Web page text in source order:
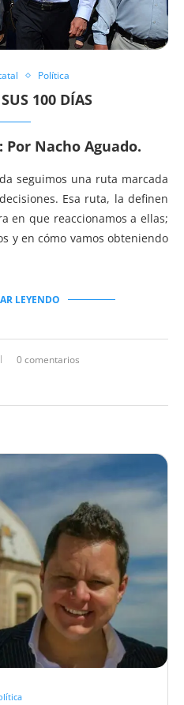
Política
100 DÍAS
Por Nacho Aguado.
seguimos una ruta marcada
Esa ruta, la definen
en que reaccionamos a ellas;
y en cómo vamos obteniendo
LEYENDO
0 comentarios